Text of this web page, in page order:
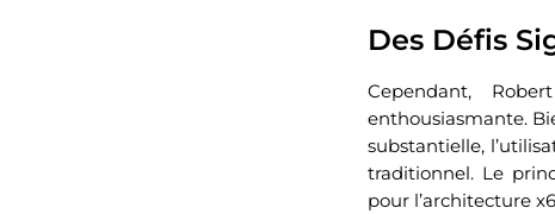
Des Défis
Cependant,
enthousiasmante.
substantielle,
traditionnel. Le
pour l’architecture